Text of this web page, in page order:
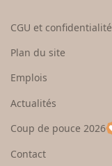
e
u
p
a
CGU et confidentialité
Plan du site
Emplois
Actualités
Coup de pouce 2026
Contact